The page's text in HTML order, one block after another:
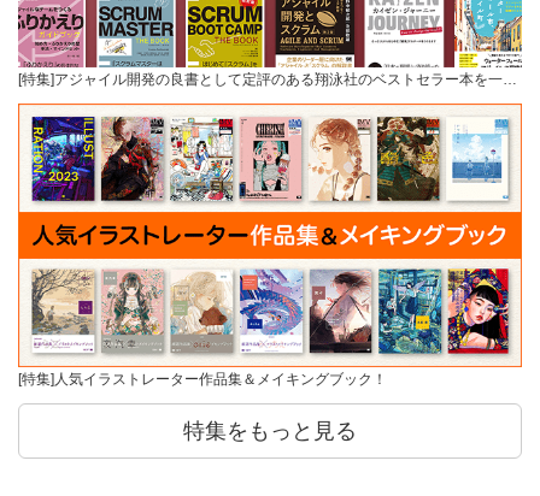
[特集]アジャイル開発の良書として定評のある翔泳社のベストセラー本を一…
[特集]人気イラストレーター作品集＆メイキングブック！
特集をもっと見る